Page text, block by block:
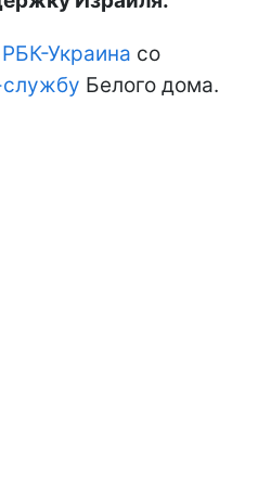
РБК-Украина со
Белого дома.